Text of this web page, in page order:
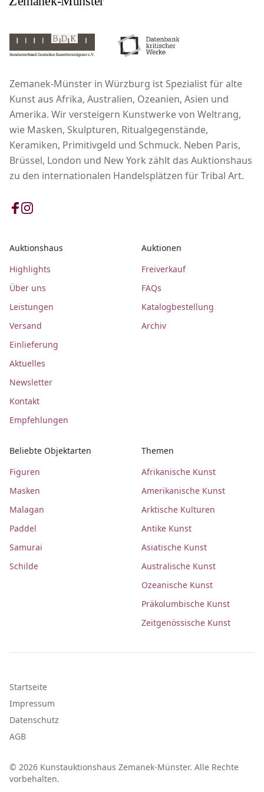
Zemanek-Münster in Würzburg ist Spezialist für alte
Kunst aus Afrika, Australien, Ozeanien, Asien und
Amerika. Wir versteigern Kunstwerke von Weltrang,
wie Masken, Skulpturen, Ritualgegenstände,
Keramiken, Primitivgeld und Schmuck. Neben Paris,
Brüssel, London und New York zählt das Auktionshaus
zu den internationalen Handelsplätzen für Tribal Art.
Auktionshaus
Highlights
Über uns
Leistungen
Versand
Einlieferung
Aktuelles
Newsletter
Kontakt
Empfehlungen
Auktionen
Freiverkauf
FAQs
Katalogbestellung
Archiv
Beliebte Objektarten
Figuren
Masken
Malagan
Paddel
Samurai
Schilde
Themen
Afrikanische Kunst
Amerikanische Kunst
Arktische Kulturen
Antike Kunst
Asiatische Kunst
Australische Kunst
Ozeanische Kunst
Präkolumbische Kunst
Zeitgenössische Kunst
Startseite
Impressum
Datenschutz
AGB
© 2026 Kunstauktionshaus Zemanek-Münster. Alle Rechte
vorbehalten.